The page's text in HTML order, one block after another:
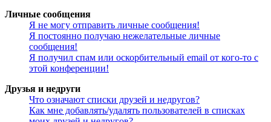
Личные сообщения
Я не могу отправить личные сообщения!
Я постоянно получаю нежелательные личные
сообщения!
Я получил спам или оскорбительный email от кого-то с
этой конференции!
Друзья и недруги
Что означают списки друзей и недругов?
Как мне добавлять/удалять пользователей в списках